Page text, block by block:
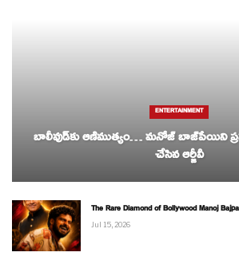
ENTERTAINMENT
బాలీవుడ్‌కు ఆణిముత్యం… మనోజ్ బాజ్‌పేయిని
చేసిన ఆర్జీవీ
The Rare Diamond of Bollywood Manoj
Jul 15, 2026